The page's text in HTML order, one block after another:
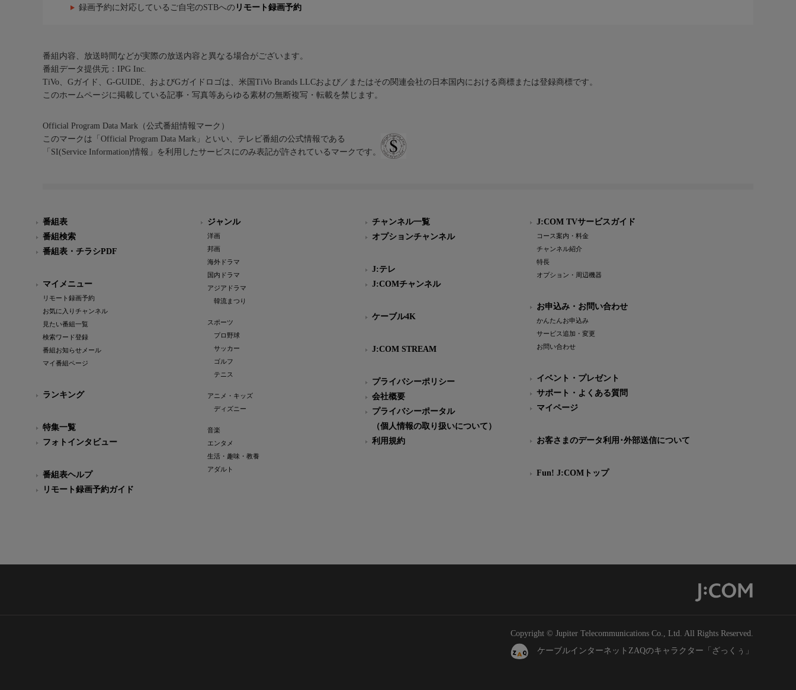
録画予約に対応しているご自宅のSTBへの リモート録画予約
番組内容、放送時間などが実際の放送内容と異なる場合がございます。
番組データ提供元：IPG Inc.
TiVo、Gガイド、G-GUIDE、およびGガイドロゴは、米国TiVo Brands LLCおよび／またはその関連会社の日本国内における商標または登録商標です。
このホームページに掲載している記事・写真等あらゆる素材の無断複写・転載を禁じます。
Official Program Data Mark（公式番組情報マーク）
このマークは「Official Program Data Mark」といい、テレビ番組の公式情報である
「SI(Service Information)情報」を利用したサービスにのみ表記が許されているマークです。
番組表
番組検索
番組表・チラシPDF
マイメニュー
リモート録画予約
お気に入りチャンネル
見たい番組一覧
検索ワード登録
番組お知らせメール
マイ番組ページ
ランキング
特集一覧
フォトインタビュー
番組表ヘルプ
リモート録画予約ガイド
ジャンル
洋画
邦画
海外ドラマ
国内ドラマ
アジアドラマ
韓流まつり
スポーツ
プロ野球
サッカー
ゴルフ
テニス
アニメ・キッズ
ディズニー
音楽
エンタメ
生活・趣味・教養
アダルト
チャンネル一覧
オプションチャンネル
J:テレ
J:COMチャンネル
ケーブル4K
J:COM STREAM
プライバシーポリシー
会社概要
プライバシーポータル
（個人情報の取り扱いについて）
利用規約
J:COM TVサービスガイド
コース案内・料金
チャンネル紹介
特長
オプション・周辺機器
お申込み・お問い合わせ
かんたんお申込み
サービス追加・変更
お問い合わせ
イベント・プレゼント
サポート・よくある質問
マイページ
お客さまのデータ利用･外部送信について
Fun! J:COMトップ
Copyright © Jupiter Telecommunications Co., Ltd. All Rights Reserved.
ケーブルインターネットZAQのキャラクター「ざっくぅ」